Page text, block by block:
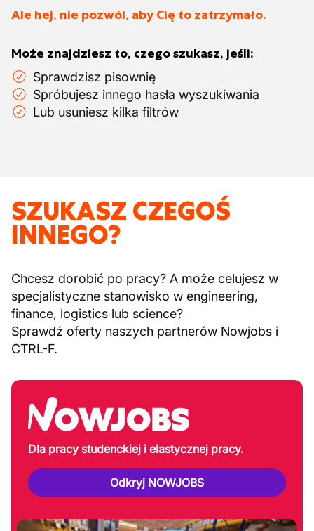
Ale hej, nie pozwól, aby Cię to zatrzymało.
Może znajdziesz to, czego szukasz, jeśli:
Sprawdzisz pisownię
Spróbujesz innego hasła wyszukiwania
Lub usuniesz kilka filtrów
SZUKASZ CZEGOŚ
INNEGO?
Chcesz dorobić po pracy? A może celujesz w
specjalistyczne stanowisko w engineering,
finance, logistics lub science?
Sprawdź oferty naszych partnerów Nowjobs i
CTRL-F.
Dla pracy studenckiej i elastycznej pracy.
Odkryj NOWJOBS